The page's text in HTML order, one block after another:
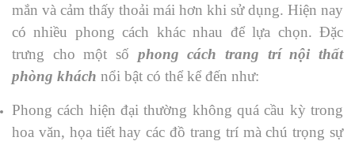
mắn và cảm thấy thoải mái hơn khi sử dụng. Hiện nay
có nhiều phong cách khác nhau để lựa chọn. Đặc
trưng cho một số phong cách trang trí nội thất
phòng khách nổi bật có thể kể đến như:
Phong cách hiện đại thường không quá cầu kỳ trong
hoa văn, họa tiết hay các đồ trang trí mà chú trọng sự